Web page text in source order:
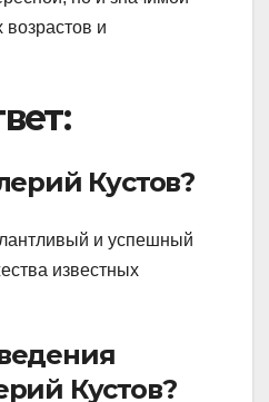
возрастов и
Кустов?
и успешный
известных
Кустов?